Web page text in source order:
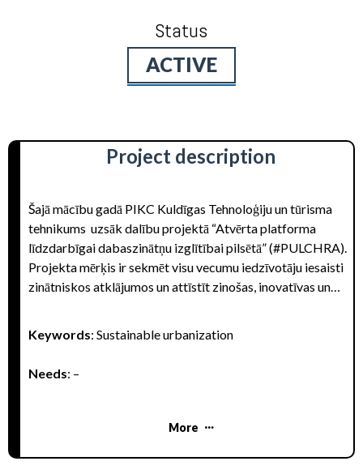
Status
ACTIVE
Project description
Šajā mācību gadā PIKC Kuldīgas Tehnoloģiju un tūrisma
tehnikums uzsāk dalību projektā “Atvērta platforma
līdzdarbīgai dabaszinātņu izglītībai pilsētā” (#PULCHRA).
Projekta mērķis ir sekmēt visu vecumu iedzīvotāju iesaisti
zinātniskos atklājumos un attīstīt zinošas, inovatīvas un
Tehnoloģiju un tūrisma tehnikuma audzēkņu izaicinājuma
Tehnikuma audzēkņu mērķis projektā ir izveidot
būtu brīvi pieejama un izmantojama vietējai sabiedrībai, un
iekšpagalmā, kas kalpotu kā āra klase, vai pasākumu,
Keywords: Sustainable urbanization
Needs: –
More